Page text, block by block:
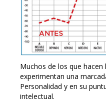
Muchos de los que
experimentan una
Personalidad y en su
intelectual.